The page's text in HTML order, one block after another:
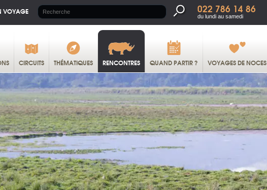
VOYAGE 022 786 14 86
du lundi au samedi
CIRCUITS THÉMATIQUES RENCONTRES QUAND PARTIR ? VOYAGES DE NOCES